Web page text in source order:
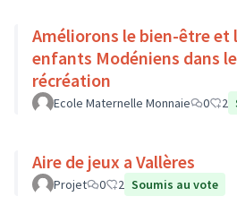
Améliorons le bien-être et
enfants Modéniens dans
récréation
Ecole Maternelle Monnaie 0 2
Aire de jeux a Vallères
Projet 0 2 Soumis au vote